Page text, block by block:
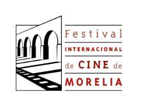
main
content